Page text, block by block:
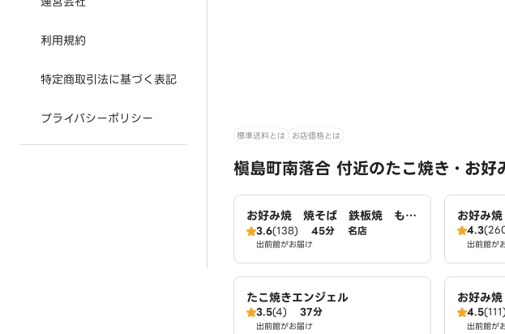
利用規約
特定商取引法に基づく表記
プライバシーポリシー
標準送料とは お店価格とは
槇島町南落合 付近のたこ焼き・お好
お好み焼 焼そば 鉄板焼 もも
たろう伏見桃山店
3.6(138) 45分 名店
出前館がお届け
お好み
大久保店
4.3
出前館が
たこ焼きエンジェル
3.5(4) 37分
出前館がお届け
お好み
見桃山店
4.5(111)
出前館が